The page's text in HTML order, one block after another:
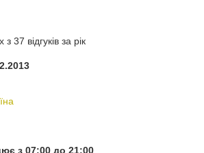
37 відгуків за рік
з 07:00 до 21:00